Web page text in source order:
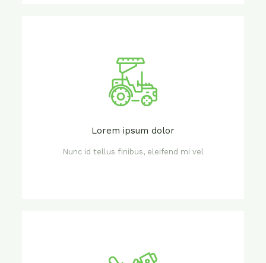
Lorem ipsum dolor
Nunc id tellus finibus, eleifend mi vel